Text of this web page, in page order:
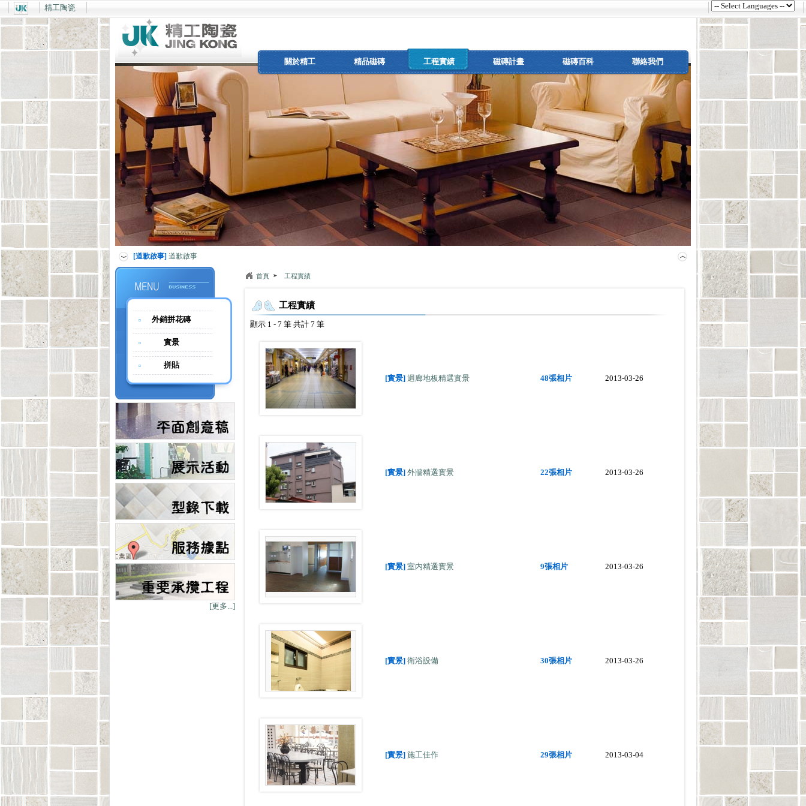
精工陶瓷
關於精工 精品磁磚 工程實績 磁磚計畫 磁磚百科 聯絡我們
[道歉啟事] 道歉啟事
外銷拼花磚
實景
拼貼
[更多...]
首頁 工程實績
工程實績
顯示 1 - 7 筆 共計 7 筆
[實景] 迴廊地板精選實景 48張相片 2013-03-26
[實景] 外牆精選實景 22張相片 2013-03-26
[實景] 室内精選實景 9張相片 2013-03-26
[實景] 衛浴設備 30張相片 2013-03-26
[實景] 施工佳作 29張相片 2013-03-04